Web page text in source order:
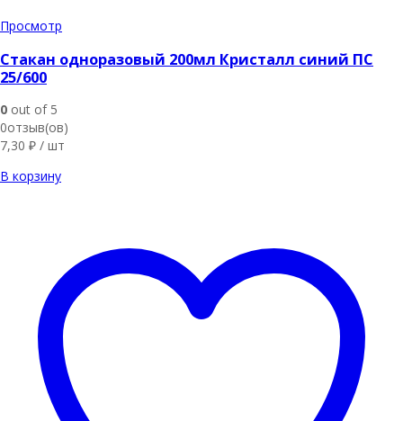
Просмотр
Стакан одноразовый 200мл Кристалл синий ПС
25/600
0 out of 5
0отзыв(ов)
7,30 ₽ / шт
В корзину